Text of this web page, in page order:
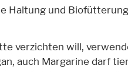
Haltung und
verzichten will,
auch Margarine darf